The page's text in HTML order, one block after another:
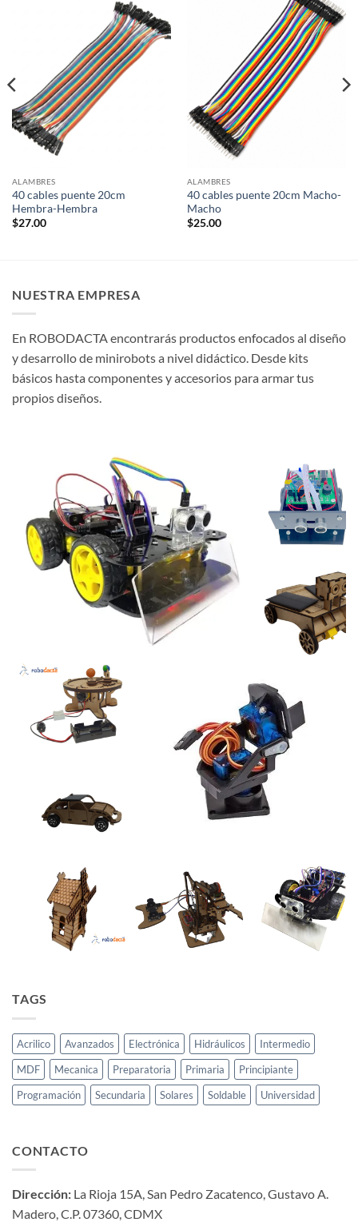
ALAMBRES
40 cables puente 20cm
Hembra-Hembra
$27.00
ALAMBRES
40 cables puente 20cm Macho-
Macho
$25.00
NUESTRA EMPRESA
En ROBODACTA encontrarás productos enfocados al diseño
y desarrollo de minirobots a nivel didáctico. Desde kits
básicos hasta componentes y accesorios para armar tus
propios diseños.
TAGS
Acrilico Avanzados Electrónica Hidráulicos
Intermedio
MDF
Mecanica Preparatoria Primaria
Principiante
Programación
Secundaria Solares Soldable Universidad
CONTACTO
Dirección: La Rioja 15A, San Pedro Zacatenco, Gustavo A.
Madero, C.P. 07360, CDMX